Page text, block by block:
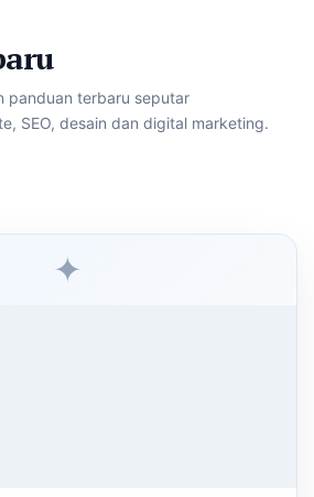
panduan terbaru seputar
SEO, desain dan digital marketing.
✦